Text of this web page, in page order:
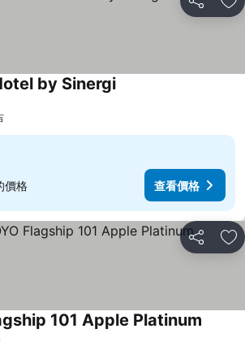
分享 加
by Sinergi
價格 查看價格
分享 加
101 Apple Platinum